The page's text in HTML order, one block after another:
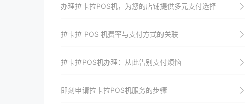
办理拉卡拉POS机，为您的店铺提供多元支付选择
拉卡拉 POS 机费率与支付方式的关联
拉卡拉POS机办理：从此告别支付烦恼
即刻申请拉卡拉POS机服务的步骤